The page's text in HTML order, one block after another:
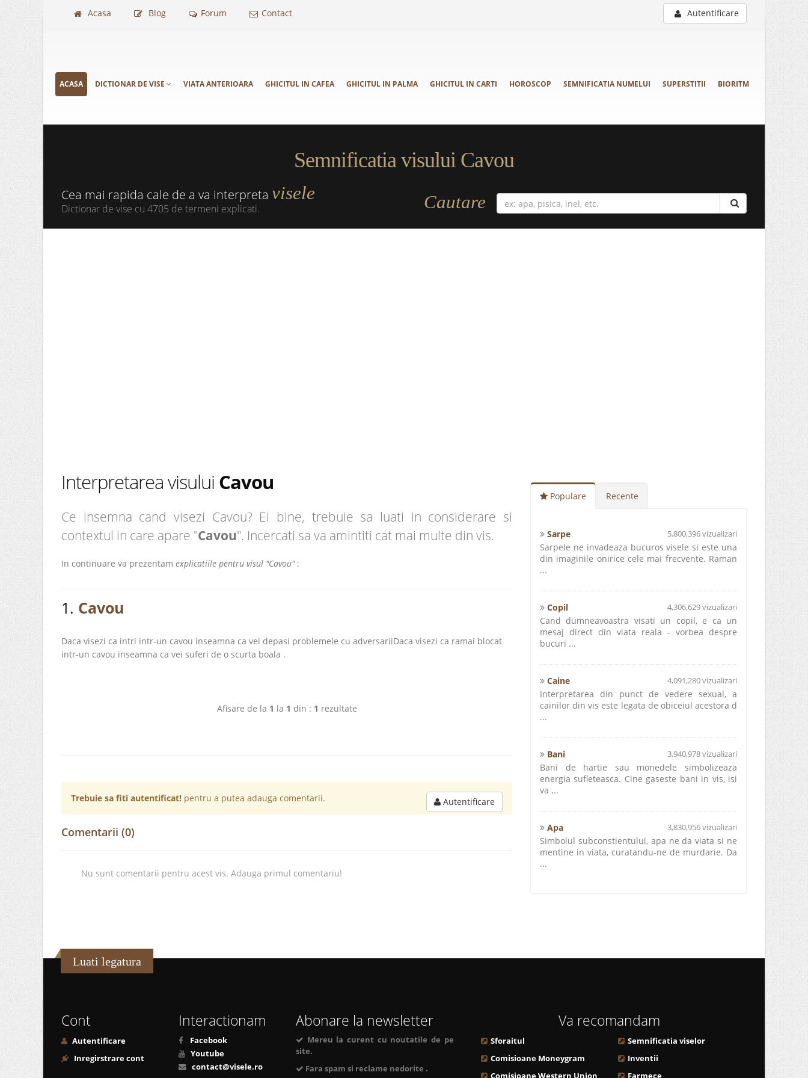
Acasa Blog Forum Contact Autentificare
ACASA DICTIONAR DE VISE VIATA ANTERIOARA GHICITUL IN CAFEA GHICITUL IN PALMA GHICITUL IN CARTI HOROSCOP SEMNIFICATIA NUMELUI SUPERSTITII BIORITM
Semnificatia visului Cavou
Cea mai rapida cale de a va interpreta visele
Dictionar de vise cu 4705 de termeni explicati. Cautare
Interpretarea visului Cavou
Ce insemna cand visezi Cavou? Ei bine, trebuie sa luati in considerare si
contextul in care apare "Cavou". Incercati sa va amintiti cat mai multe din vis.
In continuare va prezentam explicatiile pentru visul "Cavou":
1. Cavou
Daca visezi ca intri intr-un cavou inseamna ca vei depasi problemele cu adversariiDaca visezi ca ramai blocat
intr-un cavou inseamna ca vei suferi de o scurta boala .
Afisare de la 1 la 1 din : 1 rezultate
Trebuie sa fiti autentificat! pentru a putea adauga comentarii. Autentificare
Comentarii (0)
Nu sunt comentarii pentru acest vis. Adauga primul comentariu!
Populare Recente
Sarpe 5,800,396 vizualizari
Sarpele ne invadeaza bucuros visele si este una
din imaginile onirice cele mai frecvente. Raman
...
Copil 4,306,629 vizualizari
Cand dumneavoastra visati un copil, e ca un
mesaj direct din viata reala - vorbea despre
bucuri ...
Caine 4,091,280 vizualizari
Interpretarea din punct de vedere sexual, a
cainilor din vis este legata de obiceiul acestora d
...
Bani 3,940,978 vizualizari
Bani de hartie sau monedele simbolizeaza
energia sufleteasca. Cine gaseste bani in vis, isi
va ...
Apa 3,830,956 vizualizari
Simbolul subconstientului, apa ne da viata si ne
mentine in viata, curatandu-ne de murdarie. Da
...
Luati legatura
Cont
Autentificare
Inregirstrare cont
Interactionam
Facebook
Youtube
contact@visele.ro
Abonare la newsletter
Mereu la curent cu noutatile de pe
site.
Fara spam si reclame nedorite .
Va recomandam
Sforaitul
Comisioane Moneygram
Comisioane Western Union
Semnificatia viselor
Inventii
Farmece